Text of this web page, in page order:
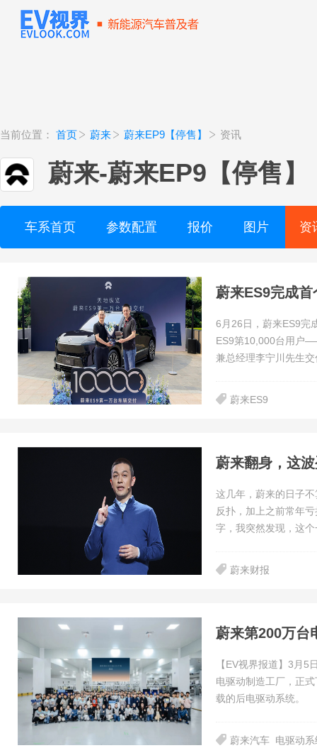
当前位置： 首页 蔚来 蔚来EP9【停售】 资讯
蔚来-蔚来EP9【停售】
车系首页 参数配置 报价 图片 资
蔚来ES9完成
6月26日，蔚来ES9完
ES9第10,000台用户
兼总经理李宁川先生交
蔚来ES9
蔚来翻身，这
这几年，蔚来的日子
反扑，加上之前常年
字，我突然发现，这
蔚来财报
【EV视界报道】3月
电驱动制造工厂，正
载的后电驱动系统。
蔚来汽车 电驱动系